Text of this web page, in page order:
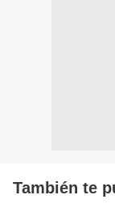
También te